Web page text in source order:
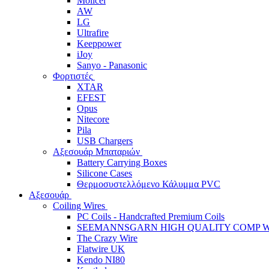
AW
LG
Ultrafire
Keeppower
iJoy
Sanyo - Panasonic
Φορτιστές
XTAR
EFEST
Opus
Nitecore
Pila
USB Chargers
Αξεσουάρ Μπαταριών
Battery Carrying Boxes
Silicone Cases
Θερμοσυστελλόμενο Κάλυμμα PVC
Αξεσουάρ
Coiling Wires
PC Coils - Handcrafted Premium Coils
SEEMANNSGARN HIGH QUALITY COMP
The Crazy Wire
Flatwire UK
Kendo NI80